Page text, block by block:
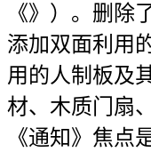
《》）。删除
添加双面利用
用的人制板及
材、木质门扇
《通知》焦点